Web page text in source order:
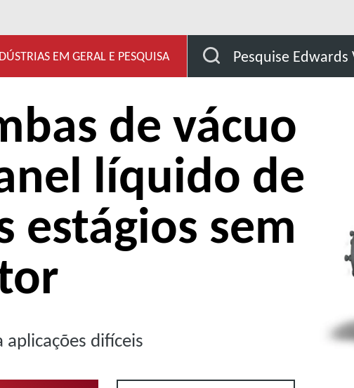
EM GERAL E PESQUISA Pesquise Edwards
de vácuo
líquido de
estágios sem
aplicações difíceis